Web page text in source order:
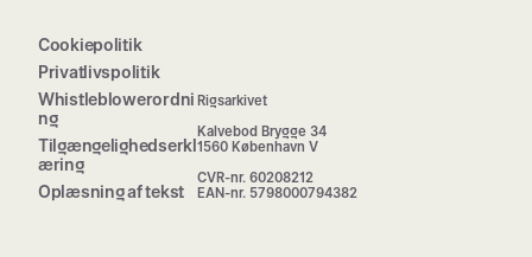
Cookiepolitik
Privatlivspolitik
Whistleblowerordni
ng
Tilgængelighedserkl
æring
Oplæsning af tekst
Rigsarkivet
Kalvebod Brygge 34
1560 København V
CVR-nr. 60208212
EAN-nr. 5798000794382